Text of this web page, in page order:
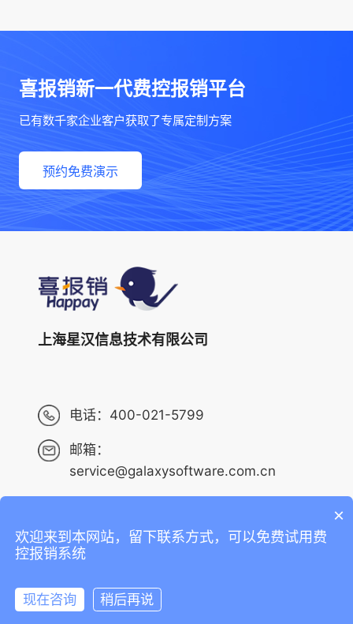
喜报销新一代费控报销平台
已有数千家企业客户获取了专属定制方案
预约免费演示
上海星汉信息技术有限公司
电话： 400-021-5799
邮箱：
service@galaxysoftware.com.cn
Copyright ©2013-2023 上海星汉信息技术有限公司 版权
沪ICP备14001765号-6
沪公网安备 31010402010073号
×
欢迎来到本网站，留下联系方式，可以免费试用费
控报销系统
现在咨询
稍后再说
在线咨询